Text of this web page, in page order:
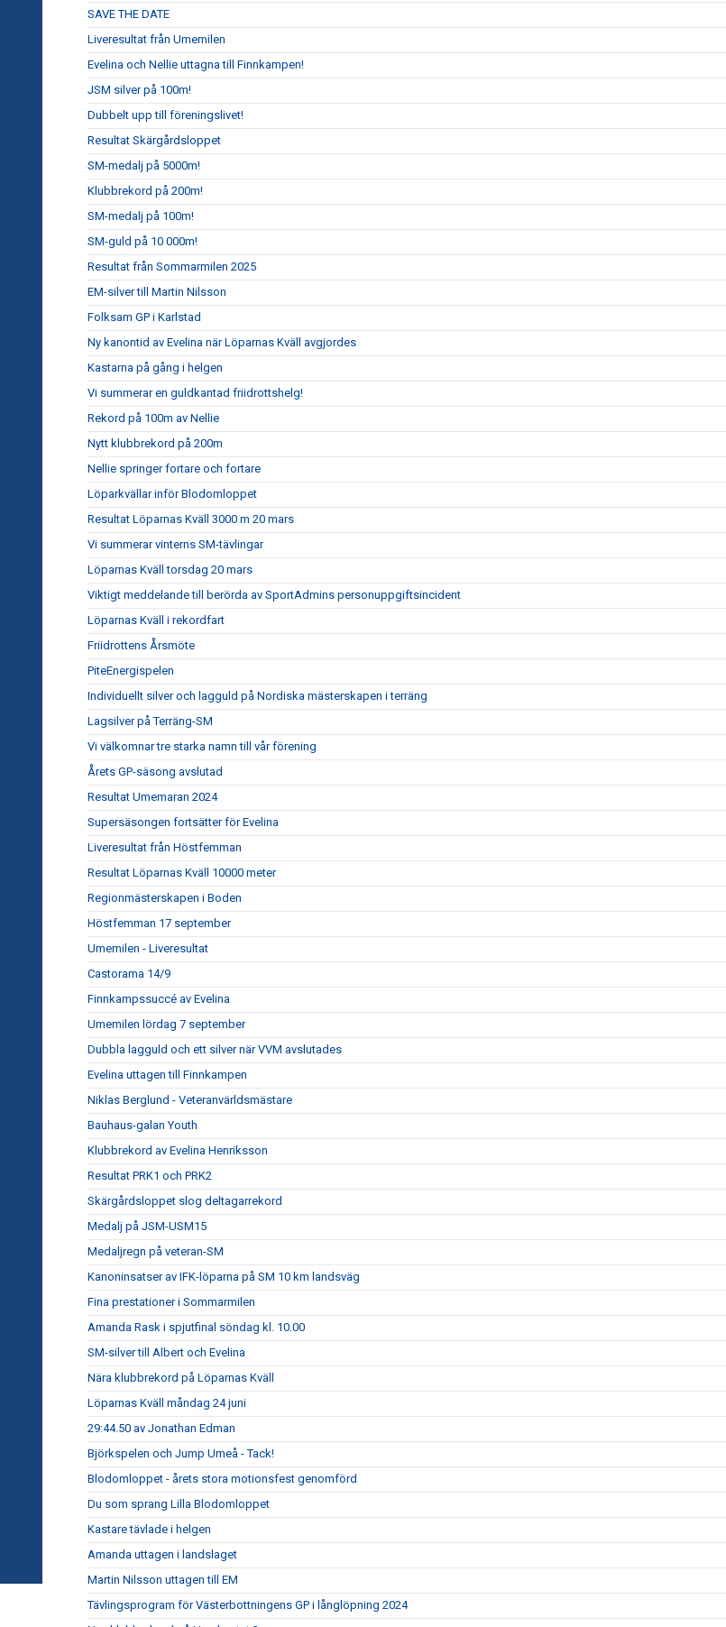
SAVE THE DATE
Liveresultat från Umemilen
Evelina och Nellie uttagna till Finnkampen!
JSM silver på 100m!
Dubbelt upp till föreningslivet!
Resultat Skärgårdsloppet
SM-medalj på 5000m!
Klubbrekord på 200m!
SM-medalj på 100m!
SM-guld på 10 000m!
Resultat från Sommarmilen 2025
EM-silver till Martin Nilsson
Folksam GP i Karlstad
Ny kanontid av Evelina när Löparnas Kväll avgjordes
Kastarna på gång i helgen
Vi summerar en guldkantad friidrottshelg!
Rekord på 100m av Nellie
Nytt klubbrekord på 200m
Nellie springer fortare och fortare
Löparkvällar inför Blodomloppet
Resultat Löparnas Kväll 3000 m 20 mars
Vi summerar vinterns SM-tävlingar
Löparnas Kväll torsdag 20 mars
Viktigt meddelande till berörda av SportAdmins personuppgiftsincident
Löparnas Kväll i rekordfart
Friidrottens Årsmöte
PiteEnergispelen
Individuellt silver och lagguld på Nordiska mästerskapen i terräng
Lagsilver på Terräng-SM
Vi välkomnar tre starka namn till vår förening
Årets GP-säsong avslutad
Resultat Umemaran 2024
Supersäsongen fortsätter för Evelina
Liveresultat från Höstfemman
Resultat Löparnas Kväll 10000 meter
Regionmästerskapen i Boden
Höstfemman 17 september
Umemilen - Liveresultat
Castorama 14/9
Finnkampssuccé av Evelina
Umemilen lördag 7 september
Dubbla lagguld och ett silver när VVM avslutades
Evelina uttagen till Finnkampen
Niklas Berglund - Veteranvärldsmästare
Bauhaus-galan Youth
Klubbrekord av Evelina Henriksson
Resultat PRK1 och PRK2
Skärgårdsloppet slog deltagarrekord
Medalj på JSM-USM15
Medaljregn på veteran-SM
Kanoninsatser av IFK-löparna på SM 10 km landsväg
Fina prestationer i Sommarmilen
Amanda Rask i spjutfinal söndag kl. 10.00
SM-silver till Albert och Evelina
Nära klubbrekord på Löparnas Kväll
Löparnas Kväll måndag 24 juni
29:44.50 av Jonathan Edman
Björkspelen och Jump Umeå - Tack!
Blodomloppet - årets stora motionsfest genomförd
Du som sprang Lilla Blodomloppet
Kastare tävlade i helgen
Amanda uttagen i landslaget
Martin Nilsson uttagen till EM
Tävlingsprogram för Västerbottningens GP i långlöpning 2024